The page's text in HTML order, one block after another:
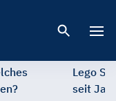
Lego
seit